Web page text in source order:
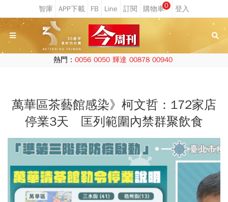
0
熱門： 0056 0050 輝達 00878 00940
萬華區茶藝館感染》柯文哲：172家店
停業3天 匡列範圍內禁群聚飲食